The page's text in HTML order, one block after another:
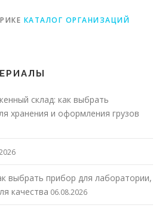
КАТАЛОГ ОРГАНИЗАЦИЙ
склад: как выбрать
хранения и оформления грузов
выбрать прибор для лаборатории,
качества 06.08.2026